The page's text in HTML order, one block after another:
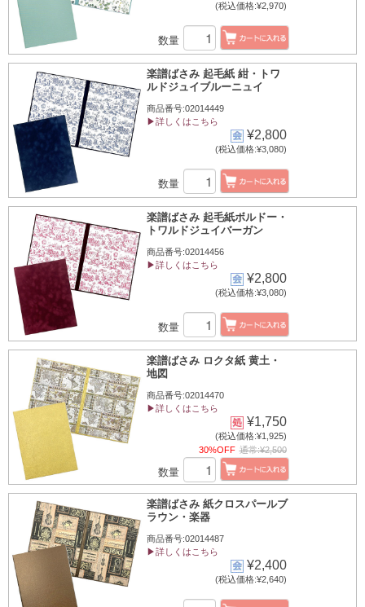
(税込価格:¥2,970)
数量
楽譜ばさみ 起毛紙 紺・トワ
ルドジュイブルーニュイ
商品番号:02014449
▶詳しくはこちら
¥2,800
(税込価格:¥3,080)
数量
楽譜ばさみ 起毛紙ボルドー・
トワルドジュイバーガン
商品番号:02014456
▶詳しくはこちら
¥2,800
(税込価格:¥3,080)
数量
楽譜ばさみ ロクタ紙 黄土・
地図
商品番号:02014470
▶詳しくはこちら
¥1,750
(税込価格:¥1,925)
30%OFF 通常:¥2,500
数量
楽譜ばさみ 紙クロスパールブ
ラウン・楽器
商品番号:02014487
▶詳しくはこちら
¥2,400
(税込価格:¥2,640)